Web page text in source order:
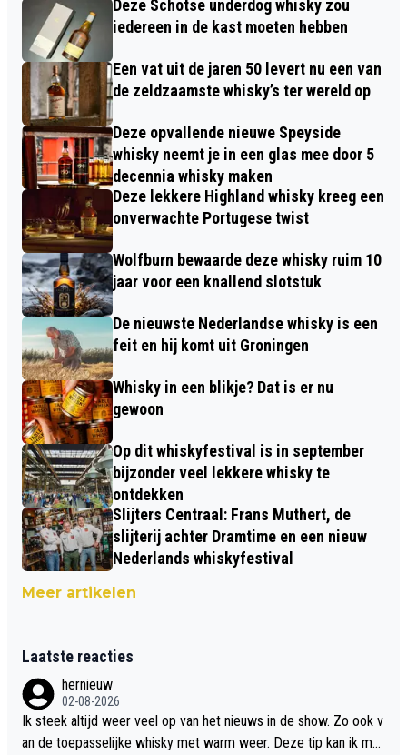
Deze Schotse underdog whisky zou
iedereen in de kast moeten hebben
Een vat uit de jaren 50 levert nu een van
de zeldzaamste whisky’s ter wereld op
Deze opvallende nieuwe Speyside
whisky neemt je in een glas mee door 5
decennia whisky maken
Deze lekkere Highland whisky kreeg een
onverwachte Portugese twist
Wolfburn bewaarde deze whisky ruim 10
jaar voor een knallend slotstuk
De nieuwste Nederlandse whisky is een
feit en hij komt uit Groningen
Whisky in een blikje? Dat is er nu
gewoon
Op dit whiskyfestival is in september
bijzonder veel lekkere whisky te
ontdekken
Slijters Centraal: Frans Muthert, de
slijterij achter Dramtime en een nieuw
Nederlands whiskyfestival
Meer artikelen
Laatste reacties
hernieuw
02-08-2026
Ik steek altijd weer veel op van het nieuws in de show. Zo ook v
an de toepasselijke whisky met warm weer. Deze tip kan ik met